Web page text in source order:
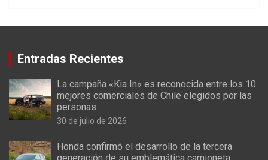
Entradas Recientes
La campaña «Kia In» es reconocida entre los 10
mejores comerciales de Chile elegidos por las
personas
30 de julio de 2026
Honda confirmó el desarrollo de la tercera